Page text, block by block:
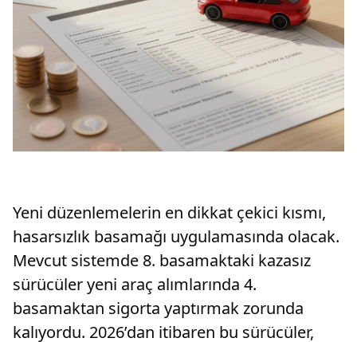
Yeni düzenlemelerin en dikkat çekici kısmı,
hasarsızlık basamağı uygulamasında olacak.
Mevcut sistemde 8. basamaktaki kazasız
sürücüler yeni araç alımlarında 4.
basamaktan sigorta yaptırmak zorunda
kalıyordu. 2026’dan itibaren bu sürücüler,